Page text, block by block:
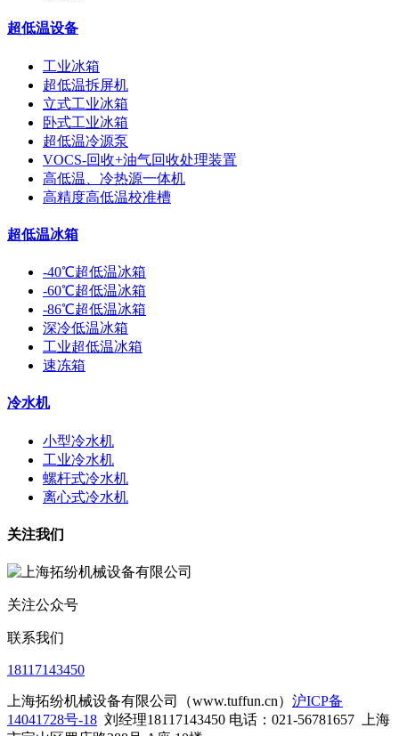
超低温设备
工业冰箱
超低温拆屏机
立式工业冰箱
卧式工业冰箱
超低温冷源泵
VOCS-回收+油气回收处理装置
高低温、冷热源一体机
高精度高低温校准槽
超低温冰箱
-40℃超低温冰箱
-60℃超低温冰箱
-86℃超低温冰箱
深冷低温冰箱
工业超低温冰箱
速冻箱
冷水机
小型冷水机
工业冷水机
螺杆式冷水机
离心式冷水机
关注我们
关注公众号
联系我们
18117143450
上海拓纷机械设备有限公司（www.tuffun.cn） 沪ICP备
14041728号-18 刘经理18117143450 电话：021-56781657
上海